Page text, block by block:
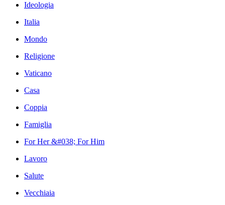
Ideologia
Italia
Mondo
Religione
Vaticano
Casa
Coppia
Famiglia
For Her &#038; For Him
Lavoro
Salute
Vecchiaia